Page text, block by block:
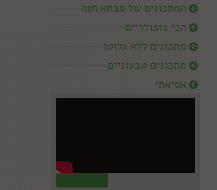
המתכונים של סבתא חנה
הכי פופולריים
מתכונים ללא גלוטן
מתכונים טבעוניים
אסיאתי